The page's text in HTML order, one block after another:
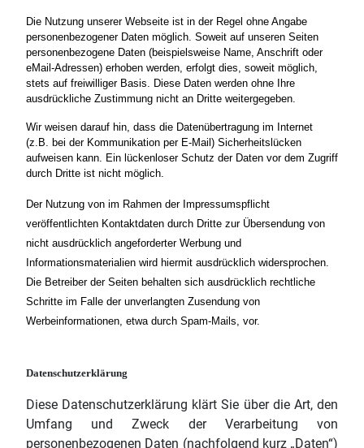
Die Nutzung unserer Webseite ist in der Regel ohne Angabe
personenbezogener Daten möglich. Soweit auf unseren Seiten
personenbezogene Daten (beispielsweise Name, Anschrift oder
eMail-Adressen) erhoben werden, erfolgt dies, soweit möglich,
stets auf freiwilliger Basis. Diese Daten werden ohne Ihre
ausdrückliche Zustimmung nicht an Dritte weitergegeben.
Wir weisen darauf hin, dass die Datenübertragung im Internet
(z.B. bei der Kommunikation per E-Mail) Sicherheitslücken
aufweisen kann. Ein lückenloser Schutz der Daten vor dem Zugriff
durch Dritte ist nicht möglich.
Der Nutzung von im Rahmen der Impressumspflicht
veröffentlichten Kontaktdaten durch Dritte zur Übersendung von
nicht ausdrücklich angeforderter Werbung und
Informationsmaterialien wird hiermit ausdrücklich widersprochen.
Die Betreiber der Seiten behalten sich ausdrücklich rechtliche
Schritte im Falle der unverlangten Zusendung von
Werbeinformationen, etwa durch Spam-Mails, vor.
Datenschutzerklärung
Diese Datenschutzerklärung klärt Sie über die Art, den
Umfang und Zweck der Verarbeitung von
personenbezogenen Daten (nachfolgend kurz „Daten“)